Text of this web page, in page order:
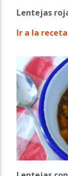
Lentejas
Ir a la receta